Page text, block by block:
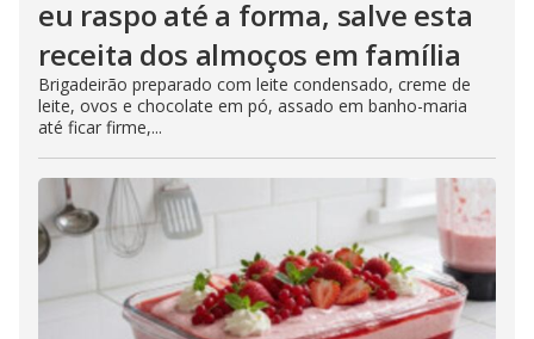
eu raspo até a forma, salve esta
receita dos almoços em família
Brigadeirão preparado com leite condensado, creme de
leite, ovos e chocolate em pó, assado em banho-maria
até ficar firme,...